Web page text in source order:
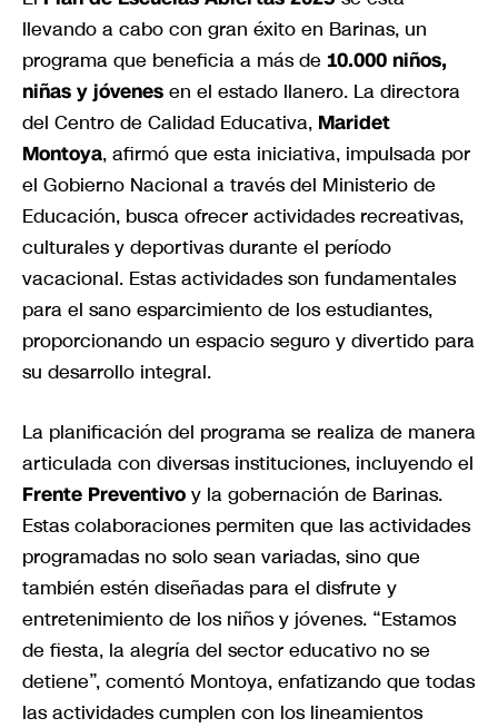
llevando a cabo con gran éxito en Barinas, un
programa que beneficia a más de 10.000 niños,
niñas y jóvenes en el estado llanero. La directora
del Centro de Calidad Educativa, Maridet
Montoya, afirmó que esta iniciativa, impulsada por
el Gobierno Nacional a través del Ministerio de
Educación, busca ofrecer actividades recreativas,
culturales y deportivas durante el período
vacacional. Estas actividades son fundamentales
para el sano esparcimiento de los estudiantes,
proporcionando un espacio seguro y divertido para
su desarrollo integral.
La planificación del programa se realiza de manera
articulada con diversas instituciones, incluyendo el
Frente Preventivo y la gobernación de Barinas.
Estas colaboraciones permiten que las actividades
programadas no solo sean variadas, sino que
también estén diseñadas para el disfrute y
entretenimiento de los niños y jóvenes. “Estamos
de fiesta, la alegría del sector educativo no se
detiene”, comentó Montoya, enfatizando que todas
las actividades cumplen con los lineamientos